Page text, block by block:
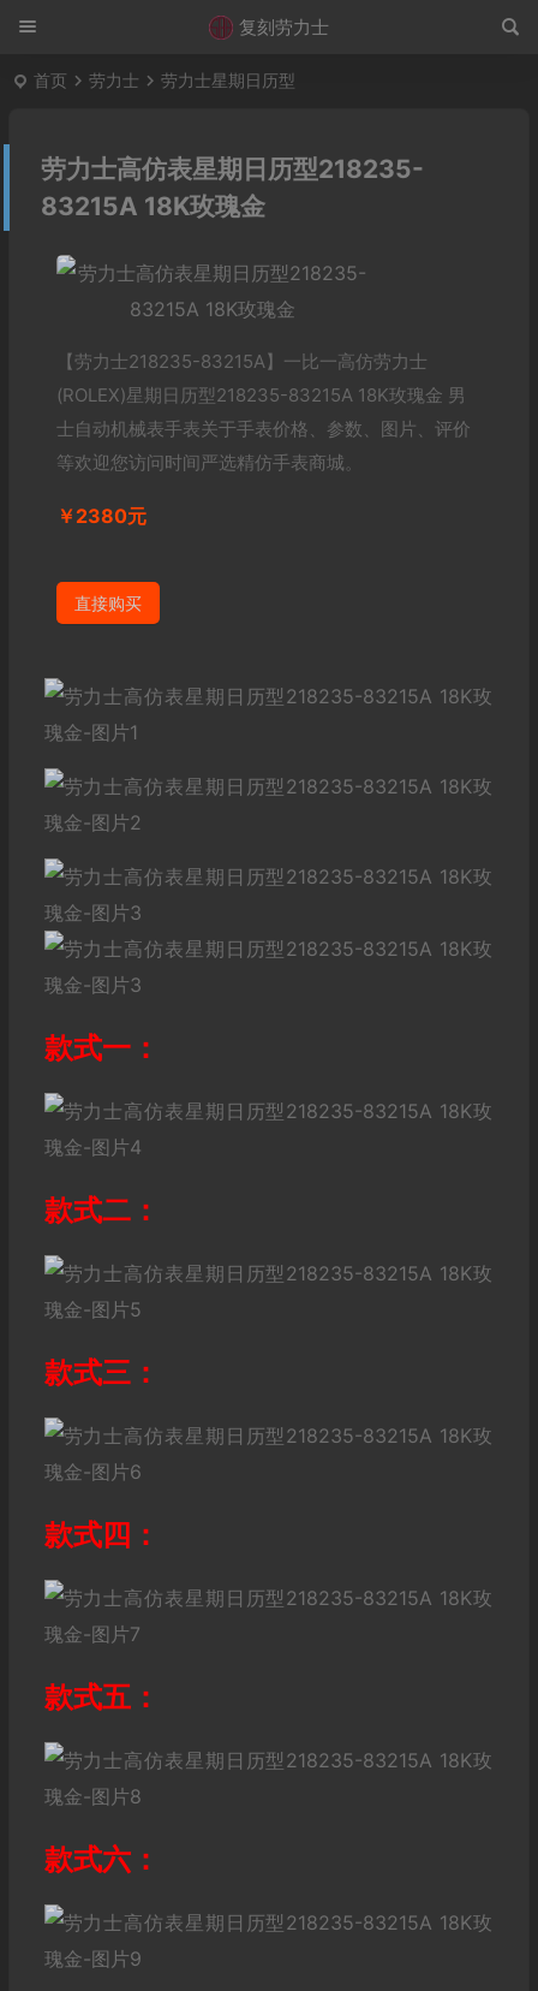
复刻劳力士
首页 劳力士 劳力士星期日历型
劳力士高仿表星期日历型218235-
83215A 18K玫瑰金
【劳力士218235-83215A】一比一高仿劳力士
(ROLEX)星期日历型218235-83215A 18K玫瑰金 男
士自动机械表手表关于手表价格、参数、图片、评价
等欢迎您访问时间严选精仿手表商城。
￥2380元
直接购买
款式一：
款式二：
款式三：
款式四：
款式五：
款式六：